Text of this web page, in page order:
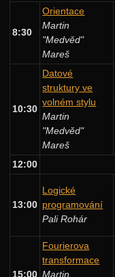
8:30
Orientace
Martin
"Medvěd"
Mareš
10:30
Datové
struktury ve
volném stylu
Martin
"Medvěd"
Mareš
12:00
13:00
Logické
programování
Pali Rohár
15:00
Fourierova
transformace
Martin
Další akce
Putovní přednášky
Kalíšky
Další výzvy
Historické akce